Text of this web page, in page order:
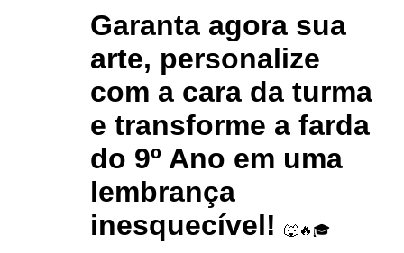
Garanta agora sua
arte, personalize
com a cara da turma
e transforme a farda
do 9º Ano em uma
lembrança
inesquecível!
🐺🔥🎓